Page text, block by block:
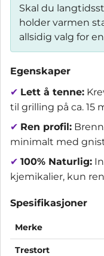
Skal du
holder varmen
allsidig valg for
Egenskaper
✔ Lett å tenne:
til grilling på ca. 15
✔ Ren profil:
minimalt med
✔ 100% Naturlig:
kjemikalier, kun
Spesifikasjoner
Merke
Trestort